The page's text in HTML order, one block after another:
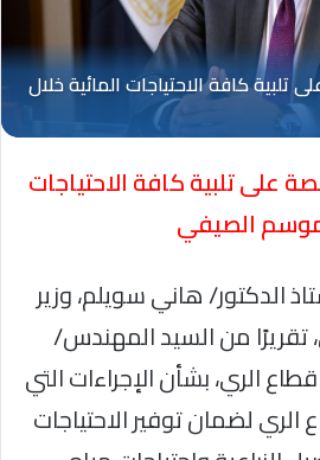
على تلبية كافة الاحتياجات
الصيفي
الدكتور/ هاني سويلم، وزير
تقريرًا من السيد المهندس/
الري، بشأن الإجراءات التي
لضمان توفير الاحتياجات